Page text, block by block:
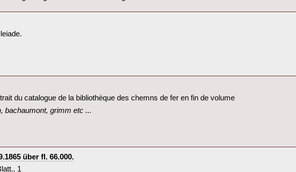
du catalogue de la bibliothèque des chemns de fer en fin de volume‎
bachaumont, grimm etc ...‎
über fl. 66.000.‎
1‎